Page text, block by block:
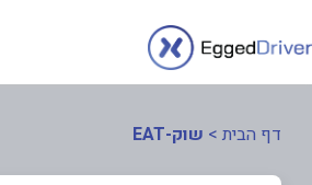
דף הבית > שוק-EAT